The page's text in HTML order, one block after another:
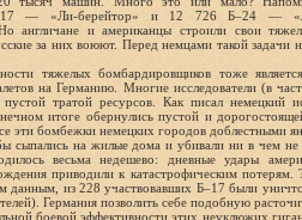
— «Ли-берейтор» и 12 726 Б–24 —
англичане и американцы строили свои
за них воюют. Перед немцами такой
тяжелых бомбардировщиков тоже
на Германию. Многие исследователи (в
тратой ресурсов. Как писал немецкий
итоге обернулись пустой и
эти бомбежки немецких городов доблестными
сыпались на жилые дома и убивали ни в чем
весьма недешево: дневные удары
приводили к катастрофическим
данным, из 228 участвовавших Б–17 были
Германия позволить себе подобную
боевой эффективности этих неуклюжих